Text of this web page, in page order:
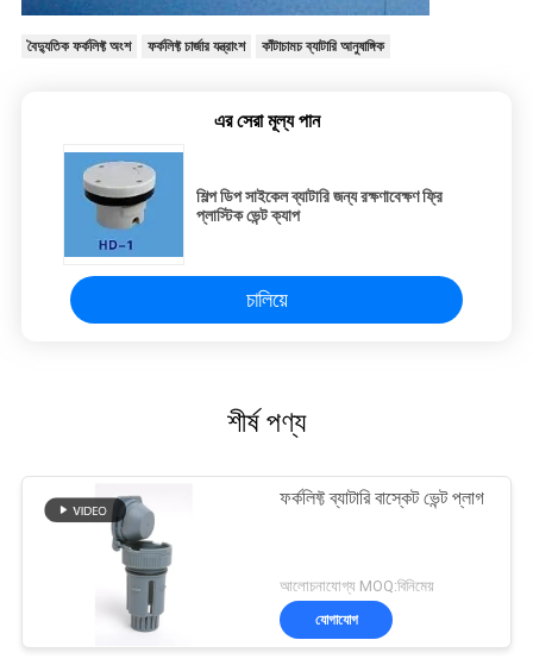
বৈদ্যুতিক ফর্কলিফ্ট অংশ ফর্কলিফ্ট চার্জার যন্ত্রাংশ কাঁটাচামচ ব্যাটারি আনুষাঙ্গিক
এর সেরা মূল্য পান
শিল্প ডিপ সাইকেল ব্যাটারি জন্য রক্ষণাবেক্ষণ ফ্রি
প্লাস্টিক ভেন্ট ক্যাপ
চালিয়ে
শীর্ষ পণ্য
ফর্কলিফ্ট ব্যাটারি বাস্কেট ভেন্ট প্লাগ
আলোচনাযোগ্য MOQ:বিনিমেয়
যোগাযোগ